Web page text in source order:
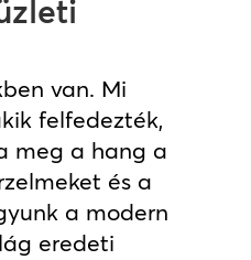
van. Mi
felfedezték,
meg a hang a
és a
a modern
eredeti